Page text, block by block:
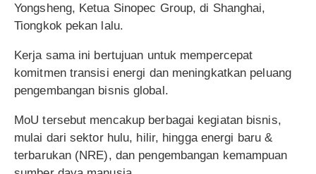
Yongsheng, Ketua Sinopec Group, di Shanghai,
Tiongkok pekan lalu.
Kerja sama ini bertujuan untuk mempercepat
komitmen transisi energi dan meningkatkan peluang
pengembangan bisnis global.
MoU tersebut mencakup berbagai kegiatan bisnis,
mulai dari sektor hulu, hilir, hingga energi baru &
terbarukan (NRE), dan pengembangan kemampuan